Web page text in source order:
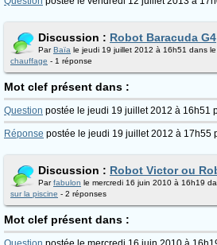
Discussion : Robot Baracuda G4
ParBaïa le jeudi 19 juillet 2012 à 16h51 dans
chauffage - 1 réponse
Mot clef présent dans :
Question postée le jeudi 19 juillet 2012 à 16h51
Réponse postée le jeudi 19 juillet 2012 à 17h55
Discussion : Robot Victor ou
Parfabulon le mercredi 16 juin 2010 à 16h19
sur la piscine - 2 réponses
Mot clef présent dans :